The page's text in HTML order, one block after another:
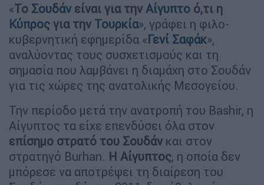
«Το Σουδάνείναι για την Αίγυπτο ό,τι η
Κύπρος για την Τουρκία», γράφει η φιλο-
κυβερνητική εφημερίδα «Γενί Σαφάκ»,
αναλύοντας τους συσχετισμούς και τη
σημασία που λαμβάνει η διαμάχη στο Σουδάν
για τις χώρες της ανατολικής Μεσογείου.
Την περίοδο μετά την ανατροπή του Bashir, η
Αίγυπτος τα είχε επενδύσει όλα στον
επίσημο στρατό του Σουδάν και στον
στρατηγό Burhan. Η Αίγυπτος, η οποία δεν
μπόρεσε να αποτρέψει τη διαίρεση του